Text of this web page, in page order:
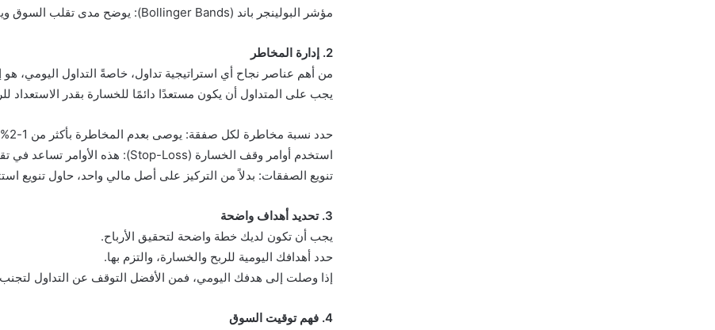
مؤشر البولينجر باند (Bollinger Bands): يوضح مدى تقلب السوق ويفيد في تحديد نقاط الانعكاس.
2. إدارة المخاطر
من أهم عناصر نجاح أي استراتيجية تداول، خاصةً التداول اليومي،
يجب على المتداول أن يكون مستعدًا دائمًا للخسارة بقدر الاستعداد
حدد نسبة مخاطرة لكل صفقة: يوصى بعدم المخاطرة بأكثر من 1-2% من رأس المال في صفقة واحدة.
استخدم أوامر وقف الخسارة (Stop-Loss): هذه الأوامر تساعد في تقليل الخسائر عند تحرك السوق ضد توقعاتك.
تنويع الصفقات: بدلاً من التركيز على أصل مالي واحد، حاول تنويع
3. تحديد أهداف واضحة
يجب أن تكون لديك خطة واضحة لتحقيق الأرباح.
حدد أهدافك اليومية للربح والخسارة، والتزم بها.
إذا وصلت إلى هدفك اليومي، فمن الأفضل التوقف عن التداول لتجنب
4. فهم توقيت السوق